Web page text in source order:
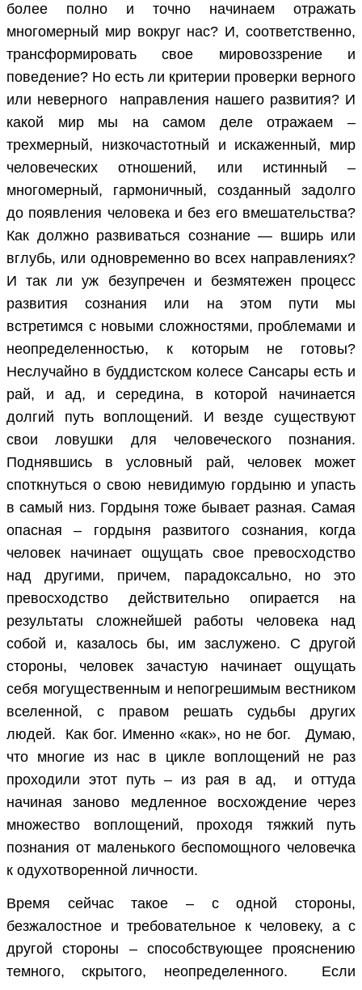
более полно и точно начинаем отражать
многомерный мир вокруг нас? И, соответственно,
трансформировать свое мировоззрение и
поведение? Но есть ли критерии проверки верного
или неверного направления нашего развития? И
какой мир мы на самом деле отражаем –
трехмерный, низкочастотный и искаженный, мир
человеческих отношений, или истинный –
многомерный, гармоничный, созданный задолго
до появления человека и без его вмешательства?
Как должно развиваться сознание — вширь или
вглубь, или одновременно во всех направлениях?
И так ли уж безупречен и безмятежен процесс
развития сознания или на этом пути мы
встретимся с новыми сложностями, проблемами и
неопределенностью, к которым не готовы?
Неслучайно в буддистском колесе Сансары есть и
рай, и ад, и середина, в которой начинается
долгий путь воплощений. И везде существуют
свои ловушки для человеческого познания.
Поднявшись в условный рай, человек может
споткнуться о свою невидимую гордыню и упасть
в самый низ. Гордыня тоже бывает разная. Самая
опасная – гордыня развитого сознания, когда
человек начинает ощущать свое превосходство
над другими, причем, парадоксально, но это
превосходство действительно опирается на
результаты сложнейшей работы человека над
собой и, казалось бы, им заслужено. С другой
стороны, человек зачастую начинает ощущать
себя могущественным и непогрешимым вестником
вселенной, с правом решать судьбы других
людей. Как бог. Именно «как», но не бог. Думаю,
что многие из нас в цикле воплощений не раз
проходили этот путь – из рая в ад, и оттуда
начиная заново медленное восхождение через
множество воплощений, проходя тяжкий путь
познания от маленького беспомощного человечка
к одухотворенной личности.
Время сейчас такое – с одной стороны,
безжалостное и требовательное к человеку, а с
другой стороны – способствующее прояснению
темного, скрытого, неопределенного. Если